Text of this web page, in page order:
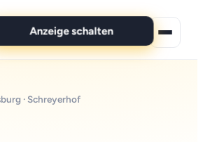
Anzeige schalten
· Schreyerhof